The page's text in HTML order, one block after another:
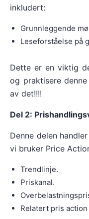
inkludert:
Grunnleggende
Leseforståelse på
Dette er en viktig
og praktisere
av det!!!!
Del 2:
Denne delen
vi bruker Price
Trendlinje.
Priskanal.
Relatert pris